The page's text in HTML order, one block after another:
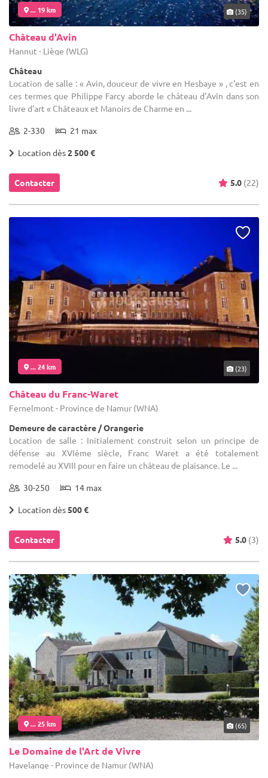
... 19 km (35)
Château d'Avin
Hannut - Liège (WLG)
Château
Location de salle : « Avin, douceur de vivre en Hesbaye » , c’est en
ces termes que Philippe Farcy aborde le château d’Avin dans son
livre d'art « Châteaux et Manoirs de Charme en ...
2-330 21 max
Location dès2 500 €
Contacter 5.0 (22)
... 24 km (23)
Château du Franc-Waret
Fernelmont - Province de Namur (WNA)
Demeure de caractère / Orangerie
Location de salle : Initialement construit selon un principe de
défense au XVIème siècle, Franc Waret a été totalement
remodelé au XVIII pour en faire un château de plaisance. Le ...
30-250 14 max
Location dès500 €
Contacter 5.0 (3)
... 25 km (65)
Le Domaine de l'Art de Vivre
Havelange - Province de Namur (WNA)